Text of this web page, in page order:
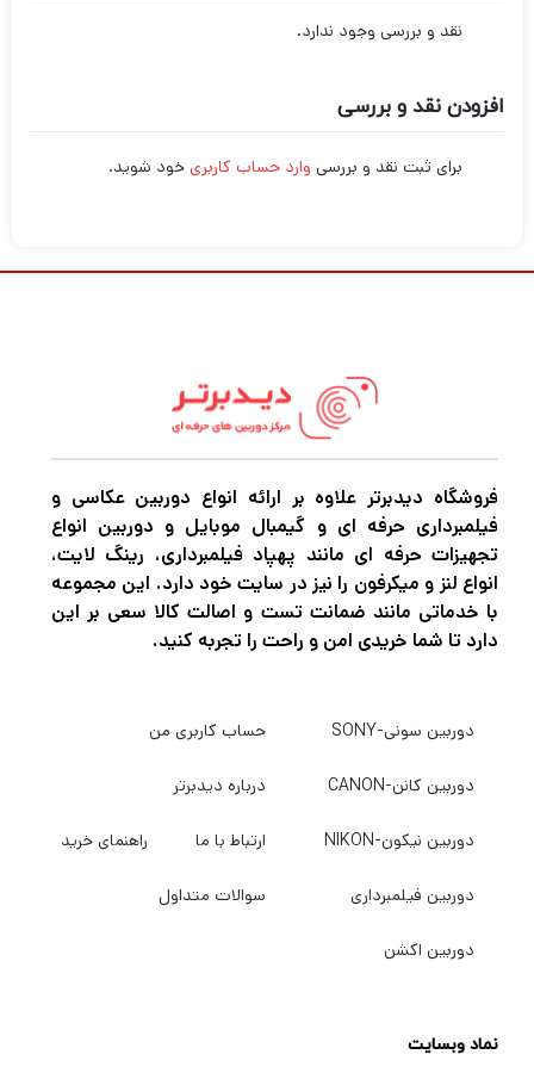
نقد و بررسی وجود ندارد.
افزودن نقد و بررسی
برای ثبت نقد و بررسی وارد حساب کاربری خود شوید.
فروشگاه دیدبرتر علاوه بر ارائه انواع دوربین عکاسی و
فیلمبرداری حرفه ای و گیمبال موبایل و دوربین انواع
تجهیزات حرفه ای مانند پهپاد فیلمبرداری، رینگ لایت،
انواع لنز و میکرفون را نیز در سایت خود دارد. این مجموعه
با خدماتی مانند ضمانت تست و اصالت کالا سعی بر این
دارد تا شما خریدی امن و راحت را تجربه کنید.
دوربین سونی-SONY
دوربین کانن-CANON
دوربین نیکون-NIKON
دوربین فیلمبرداری
دوربین اکشن
حساب کاربری من
درباره دیدبرتر
ارتباط با ما راهنمای خرید
سوالات متداول
نماد وبسایت